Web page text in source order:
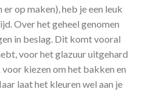
op maken), heb je een leuk
Over het geheel genomen
in beslag. Dit komt vooral
voor het glazuur uitgehard
kiezen om het bakken en
laat het kleuren wel aan je